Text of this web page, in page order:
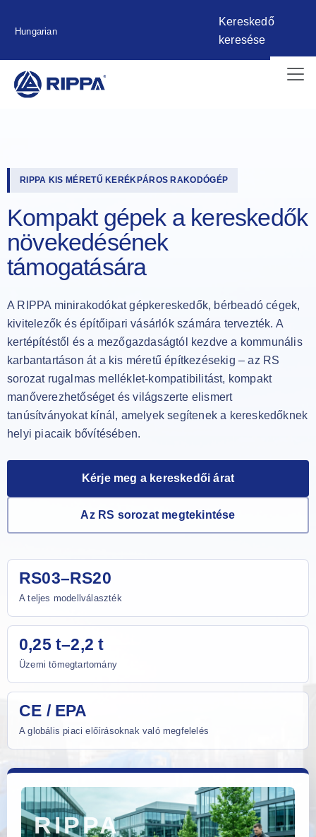
Hungarian
Kereskedő
keresése
RIPPA KIS MÉRETŰ KERÉKPÁROS RAKODÓGÉP
Kompakt gépek a kereskedők
növekedésének
támogatására
A RIPPA minirakodókat gépkereskedők, bérbeadó cégek,
kivitelezők és építőipari vásárlók számára tervezték. A
kertépítéstől és a mezőgazdaságtól kezdve a kommunális
karbantartáson át a kis méretű építkezésekig – az RS
sorozat rugalmas melléklet-kompatibilitást, kompakt
manőverezhetőséget és világszerte elismert
tanúsítványokat kínál, amelyek segítenek a kereskedőknek
helyi piacaik bővítésében.
Kérje meg a kereskedői árat
Az RS sorozat megtekintése
RS03–RS20
A teljes modellválaszték
0,25 t–2,2 t
Üzemi tömegtartomány
CE / EPA
A globális piaci előírásoknak való megfelelés